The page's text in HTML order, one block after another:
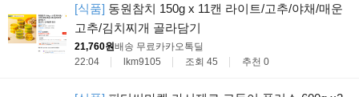
[식품] 동원참치 150g x 11캔 라이트/고추/야채/매운
고추/김치찌개 골라담기
21,760원배송 무료카카오톡딜
22:04
lkm9105 조회 45 추천 0